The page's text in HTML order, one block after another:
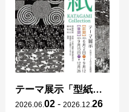
テーマ展示「型紙 KATAGAMI Collection」
2026 06 02 - 2026 12 26